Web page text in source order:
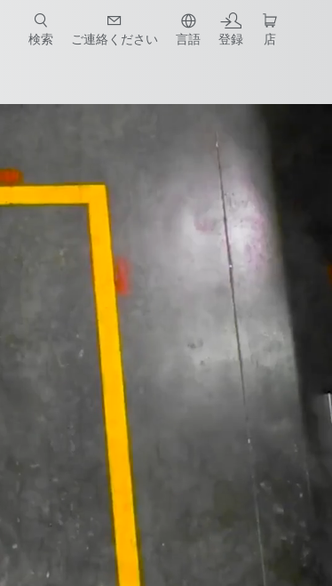
検索 ご連絡ください 言語 登録 店